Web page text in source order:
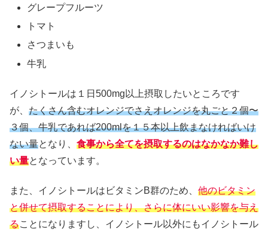
グレープフルーツ
トマト
さつまいも
牛乳
イノシトールは１日500mg以上摂取したいところです
が、 たくさん含むオレンジでさえオレンジを丸ごと２個〜
３個、牛乳であれば200mlを１５本以上飲まなければいけ
ない量となり、 食事から全てを摂取するのはなかなか難し
い量となっています。
また、イノシトールはビタミンB群のため、 他のビタミン
と併せて摂取することにより、さらに体にいい影響を与え
ることになりますし、イノシトール以外にもイノシトール